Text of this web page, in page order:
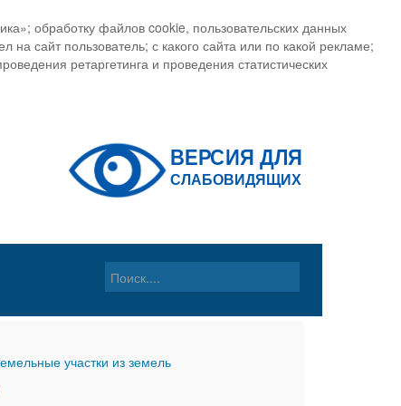
обработку файлов cookie, пользовательских данных
сайт пользователь; с какого сайта или по какой рекламе;
ретаргетинга и проведения статистических
участки из земель